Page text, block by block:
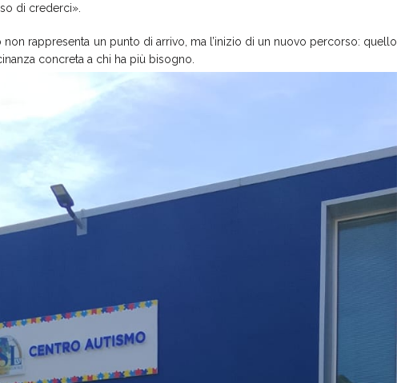
di crederci».
non rappresenta un punto di arrivo, ma l’inizio di un nuovo percorso: quello
concreta a chi ha più bisogno.